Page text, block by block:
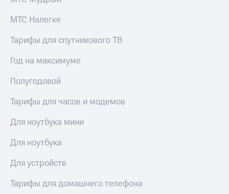
МТС Налегке
Тарифы для спутникового ТВ
Год на максимуме
Полугодовой
Тарифы для часов и модемов
Для ноутбука мини
Для ноутбука
Для устройств
Тарифы для домашнего телефона